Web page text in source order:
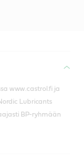
www.castrol.fi ja
Lubricants
BP-ryhmään